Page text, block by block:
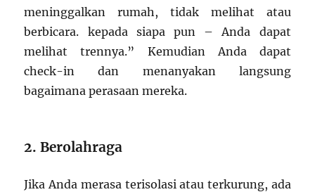
meninggalkan rumah, tidak melihat atau
berbicara. kepada siapa pun – Anda dapat
melihat trennya.” Kemudian Anda dapat
check-in dan menanyakan langsung
bagaimana perasaan mereka.
2. Berolahraga
Jika Anda merasa terisolasi atau terkurung, ada